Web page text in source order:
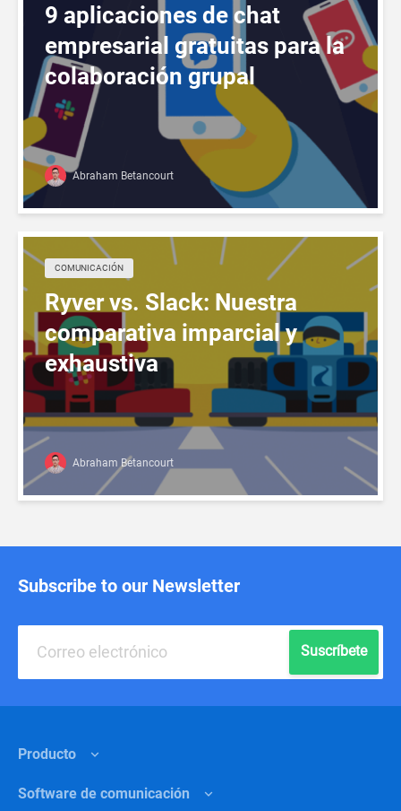
9 aplicaciones de chat
empresarial gratuitas para la
colaboración grupal
Abraham Betancourt
COMUNICACIÓN
Ryver vs. Slack: Nuestra
comparativa imparcial y
exhaustiva
Abraham Betancourt
Subscribe to our Newsletter
Suscríbete
Producto
Funciones
Software de comunicación